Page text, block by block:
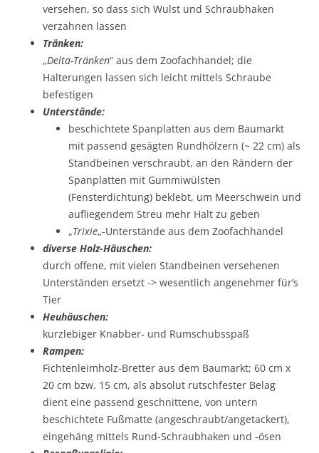
versehen, so dass sich Wulst und Schraubhaken
verzahnen lassen
Tränken:
„Delta-Tränken“ aus dem Zoofachhandel; die
Halterungen lassen sich leicht mittels Schraube
befestigen
Unterstände:
beschichtete Spanplatten aus dem Baumarkt
mit passend gesägten Rundhölzern (~ 22 cm) als
Standbeinen verschraubt, an den Rändern der
Spanplatten mit Gummiwülsten
(Fensterdichtung) beklebt, um Meerschwein und
aufliegendem Streu mehr Halt zu geben
„Trixie„-Unterstände aus dem Zoofachhandel
diverse Holz-Häuschen:
durch offene, mit vielen Standbeinen versehenen
Unterständen ersetzt -> wesentlich angenehmer für’s
Tier
Heuhäuschen:
kurzlebiger Knabber- und Rumschubsspaß
Rampen:
Fichtenleimholz-Bretter aus dem Baumarkt; 60 cm x
20 cm bzw. 15 cm, als absolut rutschfester Belag
dient eine passend geschnittene, von untern
beschichtete Fußmatte (angeschraubt/angetackert),
eingehäng mittels Rund-Schraubhaken und -ösen